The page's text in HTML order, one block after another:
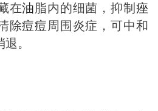
在油脂内的细菌，抑制 痤
除痘痘周围炎症，可中和
退。